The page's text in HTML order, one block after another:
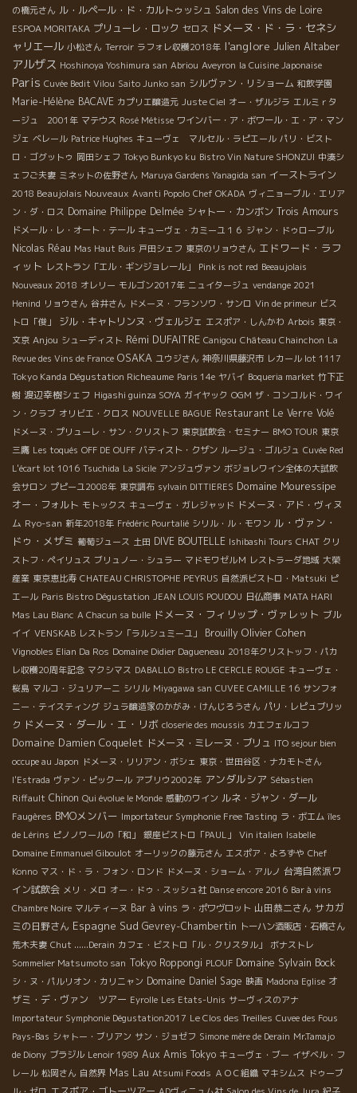
の橋元さん ル・ルペール・ド・カルトゥッシュ Salon des Vins de Loire
ESPOA MORITAKA プリューレ・ロック セロス ドメーヌ・ド・ラ・セネシ
ャリエール 小松さん Terroir ラフォレ収穫2018年 l'anglore Julien Altaber
アルザス Hoshinoya Yoshimura san Abriou Aveyron la Cuisine Japonaise
Paris Cuvée Bedit Vilou Saito Junko san シルヴァン・リショーム 和飲学園
Marie-Hélène BACAVE カプリエ醸造元 Juste Ciel オー・ザルジラ エルミｒタ
ージュ 2001年 マテウス Rosé Métisse ワインバー・ア・ボワール・エ・ア・マン
ジェ ベレール Patrice Hughes キューヴェ マルセル・ラピエール パリ・ビスト
ロ・ゴグットゥ 岡田シェフ Tokyo Bunkyo ku Bistro Vin Nature SHONZUI 中湊シ
ェフご夫妻 ミネットの佐野さん Maruya Gardens Yanagida san イーストライン
2018 Beaujolais Nouveaux Avanti Popolo Chef OKADA ヴィニョーブル・エリア
ン・ダ・ロス Domaine Philippe Delmée シャトー・カンボン Trois Amours
ドメール・レ・オート・テール キューヴェ・カミーユ１６ ジャン・ドゥローブル
Nicolas Réau Mas Haut Buis 戸田シェフ 東京のリョウさん エドワード・ラフ
ィット レストラン「エル・ギンジョレール」 Pink is not red Beeaujolais
Nouveaux 2018 オレリー モルゴン2017年 ニュイタージュ vendange 2021
Henind リョウさん 谷井さん ドメーヌ・フランソワ・サンロ Vin de primeur ビス
トロ「俊」
ジル・キャトリンヌ・ヴェルジェ エスポア・しんかわ Arbois 東京・
文京 Anjou シューディスト Rémi DUFAITRE Canigou Château Chainchon La
Revue des Vins de France OSAKA ユウジさん 神奈川県藤沢市 レカール lot 1117
Tokyo Kanda Dégustation Richeaume Paris 14e ヤバイ Boqueria market 竹下正
樹 渡辺幸樹シェフ Higashi guinza SOYA ガイヤック OGM ザ・コンコルド・ワイ
ン・クラブ オリビエ・クロス NOUVELLE BAGUE Restaurant Le Verre Volé
ドメーヌ・プリューレ・サン・クリストフ 東京試飲会・セミナー BMO TOUR 東京
三鷹 Les toqués OFF DE OUFF バティスト・クザン ルージュ・ゴルジュ Cuvée Red
L'écart lot 1016 Tsuchida La Sicile アンジュヴァン ボジョレワイン全体の大試飲
会サロン プピーユ2008年 東京調布 sylvain DITTIERES Domaine Mouressipe
オー・フォルト モトックス キューヴェ・ガレジャッド ドメーヌ・アド・ヴィヌ
ム Ryo-san 新年2018年 Frédéric Pourtalié シリル・ル・モワン ル・ヴァン・
ドゥ・メザミ 葡萄ジュース 土田 DIVE BOUTELLE Ishibashi Tours CHAT クリ
ストフ・ペイリュス ブリュノー・シュラー マドモワゼルＭ レストラーダ地域 大榮
産業 東京恵比寿 CHATEAU CHRISTOPHE PEYRUS 自然派ビストロ・Matsuki ピ
エール Paris Bistro Dégustation JEAN LOUIS POUDOU 日仏商事 MATA HARI
Mas Lau Blanc A Chacun sa bulle ドメーヌ・フィリップ・ヴァレット ブル
イイ VENSKAB レストラン「ラルシュミーユ」 Brouilly Olivier Cohen
Vignobles Elian Da Ros Domaine Didier Dagueneau 2018年クリストッフ・パカ
レ収穫20周年記念 マクシマス DABALLO Bistro LE CERCLE ROUGE キューヴェ・
桜島 マルコ・ジュリアーニ シリル Miyagawa san CUVEE CAMILLE 16 サンフォ
ニー・テイスティング ジュラ醸造家のかがみ・けんじろうさん パリ・レピュブリッ
ク ドメーヌ・ダール・エ・リボ closerie des moussis カエフェルコフ
Domaine Damien Coquelet ドメーヌ・ミレーヌ・ブリュ ITO sejour bien
occupe au Japon ドメーヌ・リリアン・ボシェ 東京・世田谷区・ナカモトさん
l'Estrada ヴァン・ピックール アブリウ2002年 アンダルシア Sébastien
Riffault Chinon Qui évolue le Monde 感動のワイン ルネ・ジャン・ダール
Faugères BMOメンバー Importateur Symphonie Free Tasting ラ・ボエム îles
de Lérins ピノノワールの「和」 銀座ビストロ「PAUL」 Vin italien Isabelle
Domaine Emmanuel Giboulot オーリックの藤元さん エスポア・よろずや Chef
Konno マス・ド・ラ・フォン・ロンド ドメーヌ・ショーム・アルノ 台湾自然派ワ
イン試飲会 メリ・メロ オー・ドゥ・スッシュ社 Danse encore 2016 Bar à vins
Chambre Noire マルティーヌ Bar à vins ラ・ポワヴロット 山田恭二さん サカガ
ミの日野さん Espagne Sud Gevrey-Chambertin トーハン酒販店・石橋さん
荒木夫妻 Chut ......Derain カフェ・ビストロ「ル・クリスタル」
ボナストレ
Sommelier Matsumoto san Tokyo Roppongi PLOUF Domaine Sylvain Bock
シ・ヌ・パルリオン・カリニャン Domaine Daniel Sage 映画 Madona Eglise オ
ザミ・デ・ヴァン ツアー Eyrolle Les Etats-Unis サーヴィスのアナ
Importateur Symphonie Dégustation2017 Le Clos des Treilles Cuvee des Fous
Pays-Bas シャトー・ブリアン サン・ジョゼフ Simone mère de Derain Mr.Tamajo
de Diony ブラジル Lenoir 1989 Aux Amis Tokyo キューヴェ・ブー イザベル・フ
レール 松岡さん 自然界 Mas Lau Atsumi Foods ＡＯＣ組織 マキシムス ドゥーブ